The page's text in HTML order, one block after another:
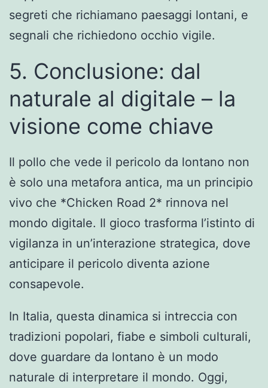
segreti che richiamano paesaggi lontani, e
segnali che richiedono occhio vigile.
5. Conclusione: dal
naturale al digitale – la
visione come chiave
Il pollo che vede il pericolo da lontano non
è solo una metafora antica, ma un principio
vivo che *Chicken Road 2* rinnova nel
mondo digitale. Il gioco trasforma l’istinto di
vigilanza in un’interazione strategica, dove
anticipare il pericolo diventa azione
consapevole.
In Italia, questa dinamica si intreccia con
tradizioni popolari, fiabe e simboli culturali,
dove guardare da lontano è un modo
naturale di interpretare il mondo. Oggi,